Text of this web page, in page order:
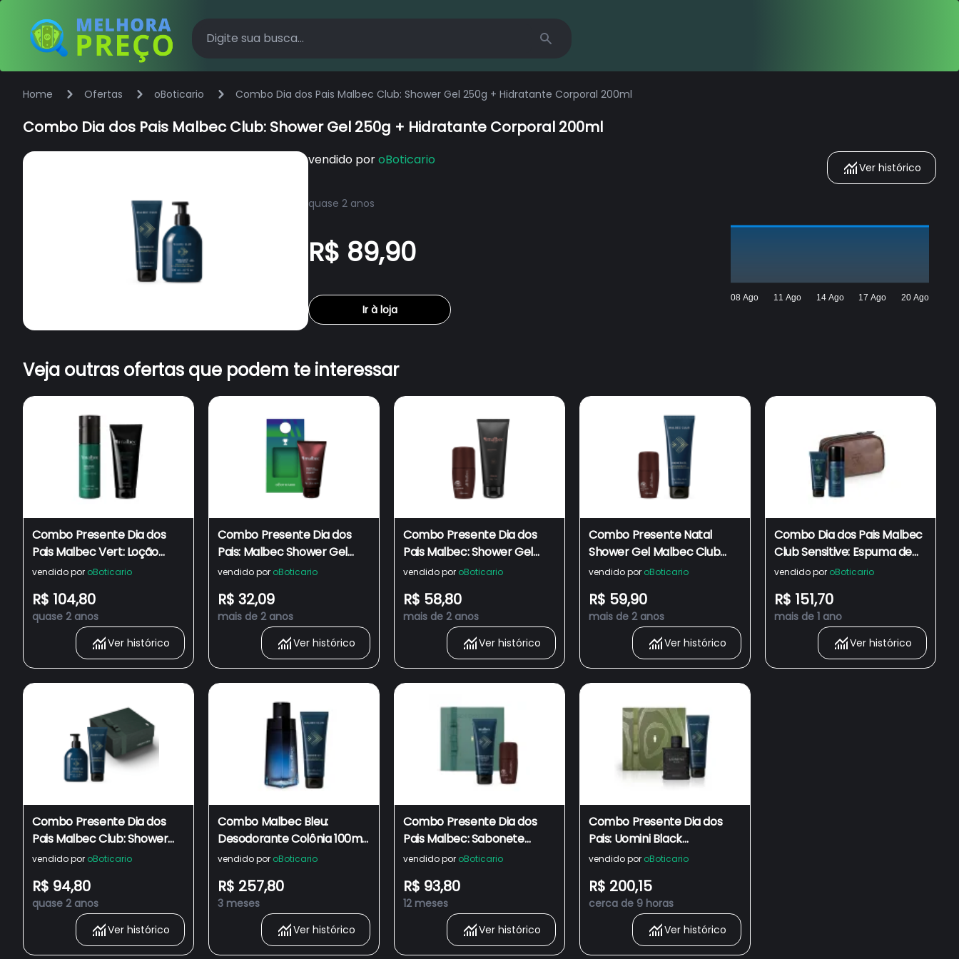
Home Ofertas oBoticario Combo Dia dos Pais Malbec Club: Shower Gel 250g + Hidratante Corporal 200ml
Combo Dia dos Pais Malbec Club: Shower Gel 250g + Hidratante Corporal 200ml
vendido poroBoticario
quase 2 anos
R$ 89,90
Ir à loja
Ver histórico
08 Ago 11 Ago 14 Ago 17 Ago 20 Ago
Veja outras ofertas que podem te interessar
Combo Presente Dia dos
Pais Malbec Vert: Loção
Hidratante 200ml + Body
vendido por oBoticario
R$ 104,80
quase 2 anos
Ver histórico
Combo Presente Dia dos
Pais: Malbec Shower Gel
75g + Cartão-Presente
vendido por oBoticario
R$ 32,09
mais de 2 anos
Ver histórico
Combo Presente Dia dos
Pais Malbec: Shower Gel
Malbec Black 200g +
Malbec 55ml
vendido por oBoticario
R$ 58,80
mais de 2 anos
Ver histórico
Combo Presente Natal
Shower Gel Malbec Club
250g + Desodorante Roll-on
vendido por oBoticario
R$ 59,90
mais de 2 anos
Ver histórico
Combo Dia dos Pais Malbec
Club Sensitive: Espuma de
Barbear 190g + Balm Pós-
vendido por oBoticario
R$ 151,70
mais de 1 ano
Ver histórico
Combo Presente Dia dos
Pais Malbec Club: Shower
Gel 250g + Hidratante
vendido por oBoticario
R$ 94,80
quase 2 anos
Ver histórico
Combo Malbec Bleu:
Desodorante Colônia 100ml
+ Shower Gel Club 250g
vendido por oBoticario
R$ 257,80
3 meses
Ver histórico
Combo Presente Dia dos
Pais Malbec: Sabonete
Líquido 250g + Desodorante
Caixa de Presente
vendido por oBoticario
R$ 93,80
12 meses
Ver histórico
Combo Presente Dia dos
Pais: Uomini Black
Desodorante Colônia 100ml
250g
vendido por oBoticario
R$ 200,15
cerca de 9 horas
Ver histórico